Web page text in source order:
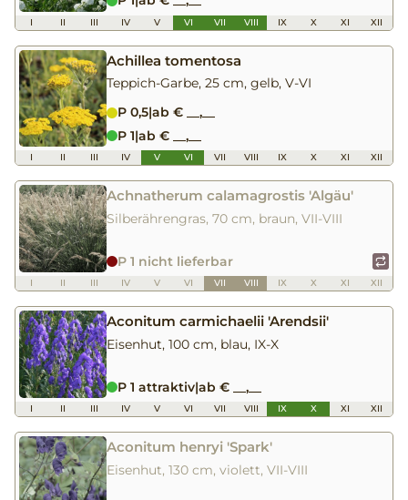
I II III IV V VI VII VIII IX X XI XII
Achillea tomentosa
Teppich-Garbe, 25 cm, gelb, V-VI
P 0,5|ab € __,__
P 1|ab € __,__
I II III IV V VI VII VIII IX X XI XII
Achnatherum calamagrostis 'Algäu'
Silberährengras, 70 cm, braun, VII-VIII
P 1 nicht lieferbar
I II III IV V VI VII VIII IX X XI XII
Aconitum carmichaelii 'Arendsii'
Eisenhut, 100 cm, blau, IX-X
P 1 attraktiv|ab € __,__
I II III IV V VI VII VIII IX X XI XII
Aconitum henryi 'Spark'
Eisenhut, 130 cm, violett, VII-VIII